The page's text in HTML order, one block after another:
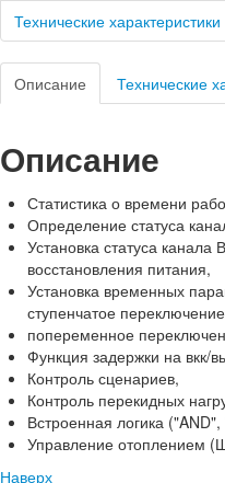
Технические характеристики
Описание Технические
Описание
Статистика о времени
Определение статуса
Установка статуса
восстановления питания,
Установка временных
ступенчатое
попеременное
Функция задержки на вкк/
Контроль сценариев,
Контроль перекидных
Встроенная логика
Управление отоплением
Наверх